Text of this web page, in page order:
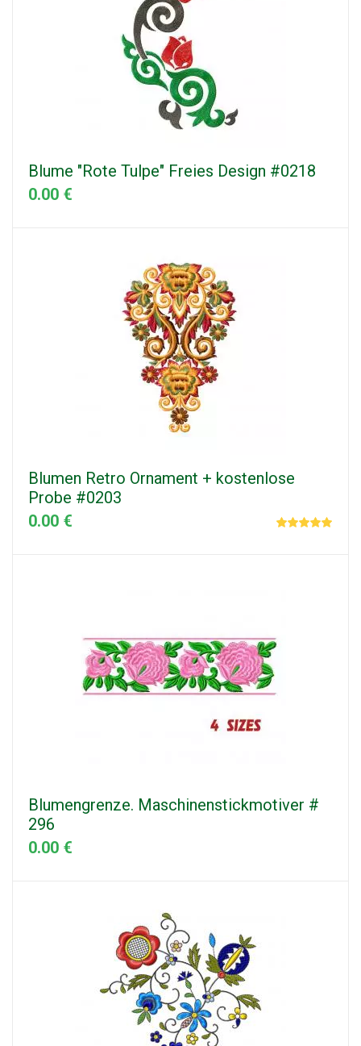
Blume "Rote Tulpe" Freies Design #0218
0.00 €
Blumen Retro Ornament + kostenlose
Probe #0203
0.00 €
Blumengrenze. Maschinenstickmotiver #
296
0.00 €